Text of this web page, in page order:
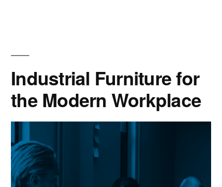
Industrial Furniture for
the Modern Workplace